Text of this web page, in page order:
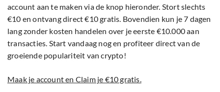
account aan te maken via de knop hieronder. Stort slechts
€10 en ontvang direct €10 gratis. Bovendien kun je 7 dagen
lang zonder kosten handelen over je eerste €10.000 aan
transacties. Start vandaag nog en profiteer direct van de
groeiende populariteit van crypto!
Maak je account en Claim je €10 gratis.